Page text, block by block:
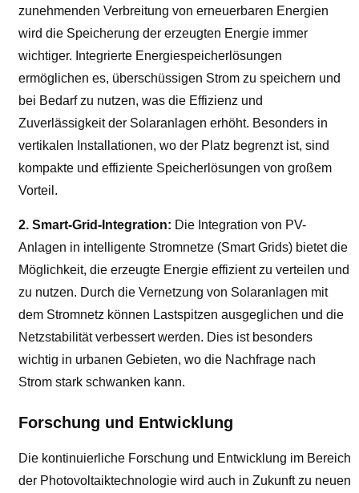
zunehmenden Verbreitung von erneuerbaren Energien
wird die Speicherung der erzeugten Energie immer
wichtiger. Integrierte Energiespeicherlösungen
ermöglichen es, überschüssigen Strom zu speichern und
bei Bedarf zu nutzen, was die Effizienz und
Zuverlässigkeit der Solaranlagen erhöht. Besonders in
vertikalen Installationen, wo der Platz begrenzt ist, sind
kompakte und effiziente Speicherlösungen von großem
Vorteil.
2. Smart-Grid-Integration: Die Integration von PV-
Anlagen in intelligente Stromnetze (Smart Grids) bietet die
Möglichkeit, die erzeugte Energie effizient zu verteilen und
zu nutzen. Durch die Vernetzung von Solaranlagen mit
dem Stromnetz können Lastspitzen ausgeglichen und die
Netzstabilität verbessert werden. Dies ist besonders
wichtig in urbanen Gebieten, wo die Nachfrage nach
Strom stark schwanken kann.
Forschung und Entwicklung
Die kontinuierliche Forschung und Entwicklung im Bereich
der Photovoltaiktechnologie wird auch in Zukunft zu neuen